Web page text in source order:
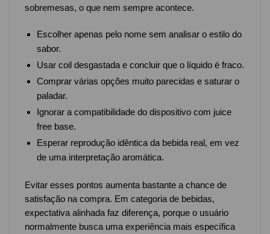
sobremesas, o que nem sempre acontece.
Escolher apenas pelo nome sem analisar o estilo do
sabor.
Usar coil desgastada e concluir que o líquido é fraco.
Comprar várias opções muito parecidas e saturar o
paladar.
Ignorar a compatibilidade do dispositivo com juice
free base.
Esperar reprodução idêntica da bebida real, em vez
de uma interpretação aromática.
Evitar esses pontos aumenta bastante a chance de
satisfação na compra. Em categoria de bebidas,
expectativa alinhada faz diferença, porque o usuário
normalmente busca uma experiência mais específica